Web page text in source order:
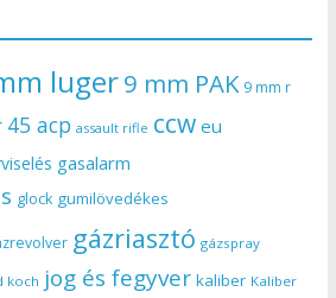
luger9 mm PAK 9 mm r
45 acp assault rifle ccw eu
gasalarm
glock gumilövedékes
gázriasztó gázspray
koch jog és fegyver kaliber Kaliber